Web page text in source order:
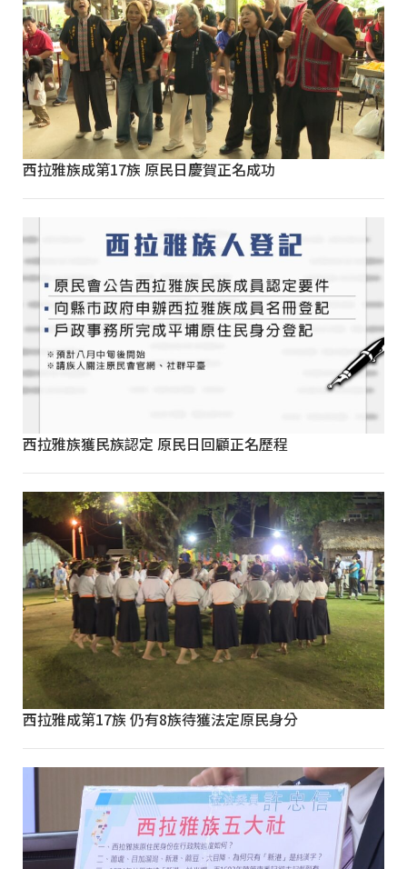
西拉雅族成第17族 原民日慶賀正名成功
西拉雅族獲民族認定 原民日回顧正名歷程
西拉雅成第17族 仍有8族待獲法定原民身分